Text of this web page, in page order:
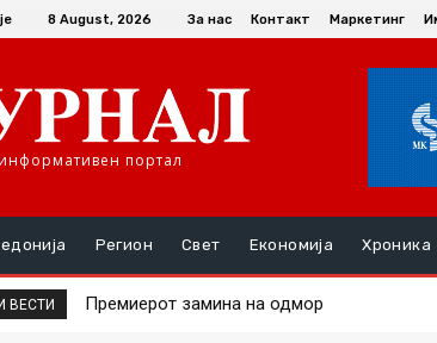
8 August, 2026 За нас Контакт Маркетинг
портал
Регион Свет Економија Хроника
ВЕСТИ Во Албанија се запали комбе со
Премиерот замина на одмор